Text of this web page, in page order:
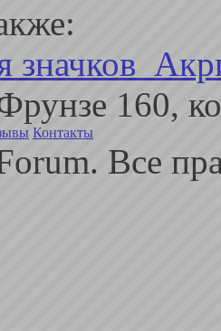
значков
160,
Контакты
Все